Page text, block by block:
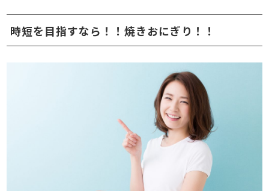
時短を目指すなら！！焼きおにぎり！！